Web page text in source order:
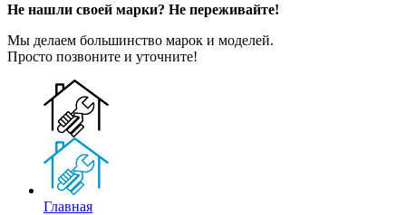
Не нашли своей марки? Не переживайте!
Мы делаем большинство марок и моделей.
Просто позвоните и уточните!
Главная